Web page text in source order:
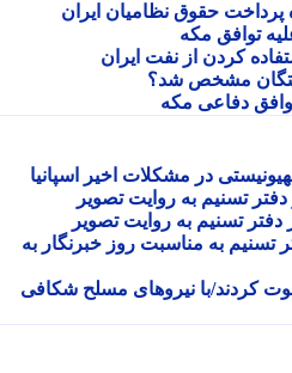
حقوق نظامیان ایران
توافق مکه
کردن از نفت ایران
مشخص شد؟
دفاعی مکه
در مشکلات اخیر اسپانیا
تسنیم به روایت تصویر
تسنیم به روایت تصویر
به مناسبت روز خبرنگار به
کردند/با نیروهای مسلح شکافی